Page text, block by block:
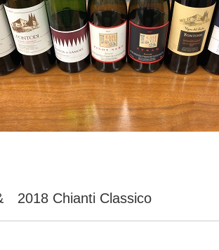
2018 Chianti Classico